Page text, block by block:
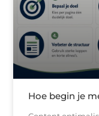
Hoe begin je